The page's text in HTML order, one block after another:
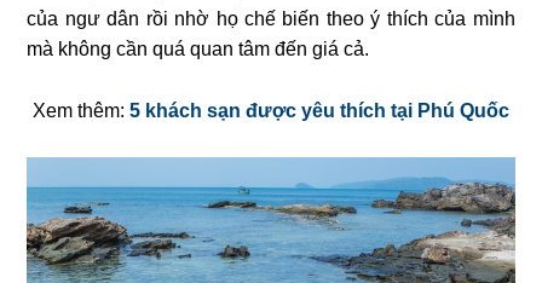
của ngư dân rồi nhờ họ chế biến theo ý thích của mình
mà không cần quá quan tâm đến giá cả.
Xem thêm: 5 khách sạn được yêu thích tại Phú Quốc